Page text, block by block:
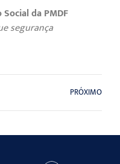
da PMDF
segurança
PRÓXIMO